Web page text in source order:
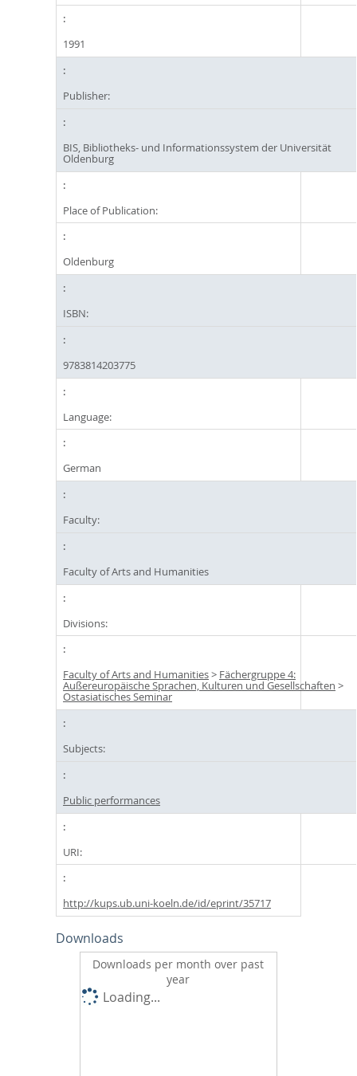
1991
Publisher:
BIS, Bibliotheks- und Informationssystem der Universität
Oldenburg
Place of Publication:
Oldenburg
ISBN:
9783814203775
Language:
German
Faculty:
Faculty of Arts and Humanities
Divisions:
Faculty of Arts and Humanities> Fächergruppe 4:
Außereuropäische Sprachen, Kulturen und Gesellschaften >
Ostasiatisches Seminar
Subjects:
Public performances
URI:
http://kups.ub.uni-koeln.de/id/eprint/35717
Downloads
Downloads per month over past
year
Loading...